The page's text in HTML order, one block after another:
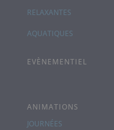
RELAXANTES
AQUATIQUES
EVÈNEMENTIEL
ANIMATIONS
JOURNÉES